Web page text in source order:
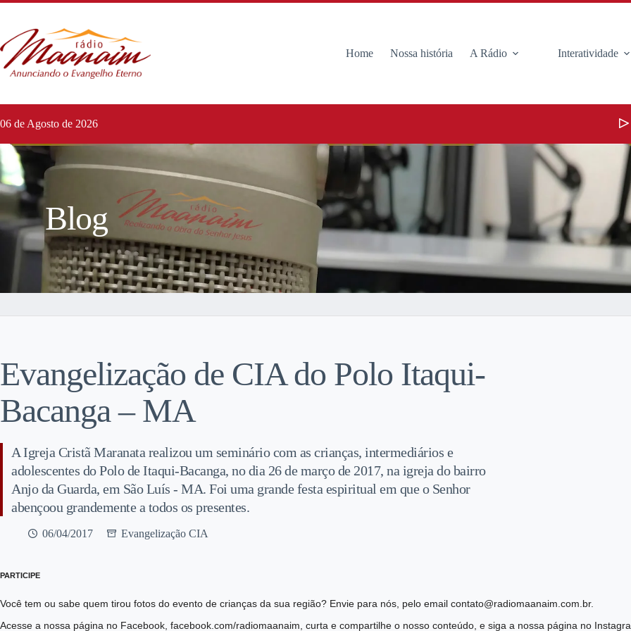
Home Nossa história A Rádio Interatividade
06 de Agosto de 2026
Blog
Evangelização de CIA do Polo Itaqui-
Bacanga – MA
A Igreja Cristã Maranata realizou um seminário com as crianças, intermediários e
adolescentes do Polo de Itaqui-Bacanga, no dia 26 de março de 2017, na igreja do bairro
Anjo da Guarda, em São Luís - MA. Foi uma grande festa espiritual em que o Senhor
abençoou grandemente a todos os presentes.
06/04/2017 Evangelização CIA
PARTICIPE
Você tem ou sabe quem tirou fotos do evento de crianças da sua região? Envie para nós, pelo email contato@radiomaanaim.com.br.
Acesse a nossa página no Facebook, facebook.com/radiomaanaim, curta e compartilhe o nosso conteúdo, e siga a nossa página no